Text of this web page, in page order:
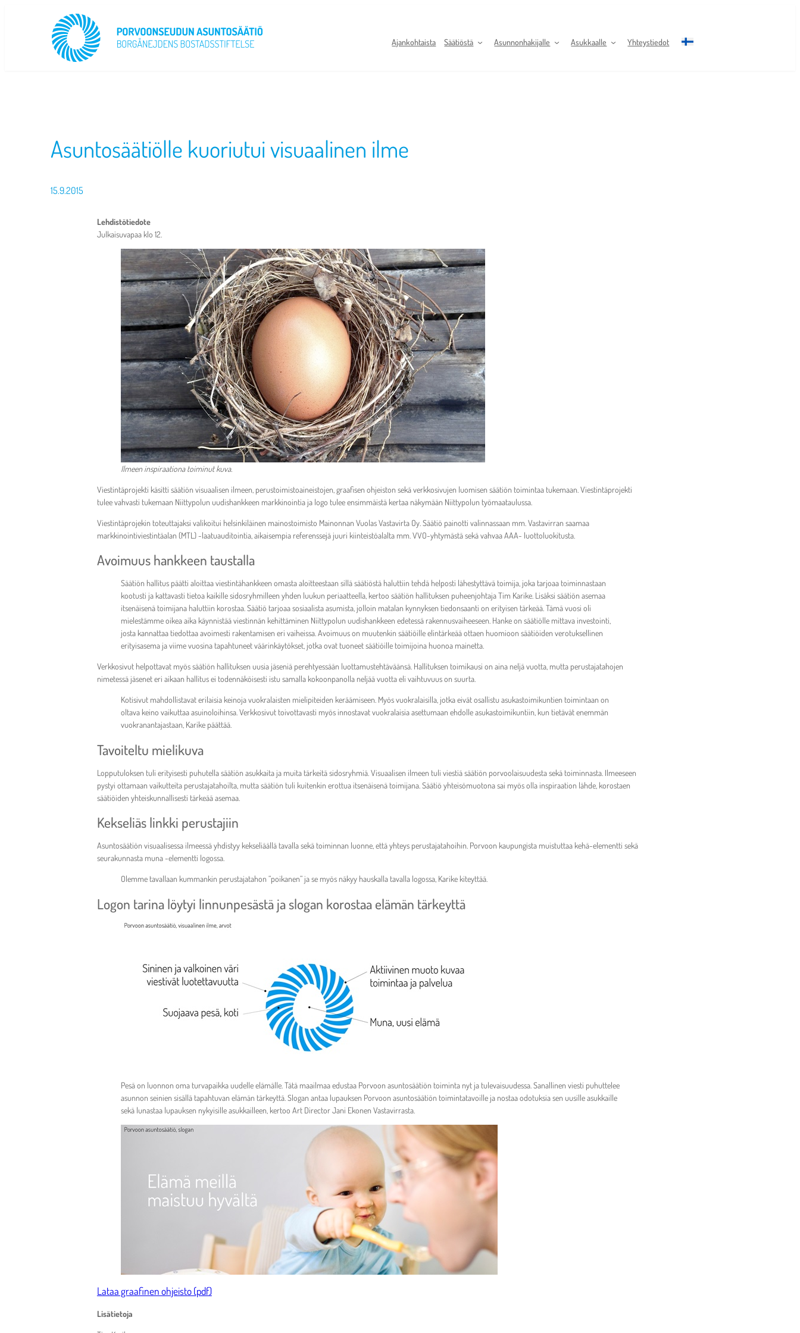
Ajankohtaista
Säätiöstä Asunnonhakijalle Asukkaalle Yhteystiedot
Asuntosäätiölle kuoriutui visuaalinen ilme
15.9.2015
Lehdistötiedote
Julkaisuvapaa klo 12.
Ilmeen inspiraationa toiminut kuva.
Viestintäprojekti käsitti säätiön visuaalisen ilmeen, perustoimistoaineistojen, graafisen ohjeiston sekä verkkosivujen luomisen säätiön toimintaa tukemaan. Viestintäprojekti
tulee vahvasti tukemaan Niittypolun uudishankkeen markkinointia ja logo tulee ensimmäistä kertaa näkymään Niittypolun työmaataulussa.
Viestintäprojekin toteuttajaksi valikoitui helsinkiläinen mainostoimisto Mainonnan Vuolas Vastavirta Oy. Säätiö painotti valinnassaan mm. Vastavirran saamaa
markkinointiviestintäalan (MTL) -laatuauditointia, aikaisempia referenssejä juuri kiinteistöalalta mm. VVO-yhtymästä sekä vahvaa AAA- luottoluokitusta.
Avoimuus hankkeen taustalla
Säätiön hallitus päätti aloittaa viestintähankkeen omasta aloitteestaan sillä säätiöstä haluttiin tehdä helposti lähestyttävä toimija, joka tarjoaa toiminnastaan
kootusti ja kattavasti tietoa kaikille sidosryhmilleen yhden luukun periaatteella, kertoo säätiön hallituksen puheenjohtaja Tim Karike. Lisäksi säätiön asemaa
itsenäisenä toimijana haluttiin korostaa. Säätiö tarjoaa sosiaalista asumista, jolloin matalan kynnyksen tiedonsaanti on erityisen tärkeää. Tämä vuosi oli
mielestämme oikea aika käynnistää viestinnän kehittäminen Niittypolun uudishankkeen edetessä rakennusvaiheeseen. Hanke on säätiölle mittava investointi,
josta kannattaa tiedottaa avoimesti rakentamisen eri vaiheissa. Avoimuus on muutenkin säätiöille elintärkeää ottaen huomioon säätiöiden verotuksellinen
erityisasema ja viime vuosina tapahtuneet väärinkäytökset, jotka ovat tuoneet säätiöille toimijoina huonoa mainetta.
Verkkosivut helpottavat myös säätiön hallituksen uusia jäseniä perehtyessään luottamustehtäväänsä. Hallituksen toimikausi on aina neljä vuotta, mutta perustajatahojen
nimetessä jäsenet eri aikaan hallitus ei todennäköisesti istu samalla kokoonpanolla neljää vuotta eli vaihtuvuus on suurta.
Kotisivut mahdollistavat erilaisia keinoja vuokralaisten mielipiteiden keräämiseen. Myös vuokralaisilla, jotka eivät osallistu asukastoimikuntien toimintaan on
oltava keino vaikuttaa asuinoloihinsa. Verkkosivut toivottavasti myös innostavat vuokralaisia asettumaan ehdolle asukastoimikuntiin, kun tietävät enemmän
vuokranantajastaan, Karike päättää.
Tavoiteltu mielikuva
Lopputuloksen tuli erityisesti puhutella säätiön asukkaita ja muita tärkeitä sidosryhmiä. Visuaalisen ilmeen tuli viestiä säätiön porvoolaisuudesta sekä toiminnasta. Ilmeeseen
pystyi ottamaan vaikutteita perustajatahoilta, mutta säätiön tuli kuitenkin erottua itsenäisenä toimijana. Säätiö yhteisömuotona sai myös olla inspiraation lähde, korostaen
säätiöiden yhteiskunnallisesti tärkeää asemaa.
Kekseliäs linkki perustajiin
Asuntosäätiön visuaalisessa ilmeessä yhdistyy kekseliäällä tavalla sekä toiminnan luonne, että yhteys perustajatahoihin. Porvoon kaupungista muistuttaa kehä-elementti sekä
seurakunnasta muna -elementti logossa.
Olemme tavallaan kummankin perustajatahon ”poikanen” ja se myös näkyy hauskalla tavalla logossa, Karike kiteyttää.
Logon tarina löytyi linnunpesästä ja slogan korostaa elämän tärkeyttä
Pesä on luonnon oma turvapaikka uudelle elämälle. Tätä maailmaa edustaa Porvoon asuntosäätiön toiminta nyt ja tulevaisuudessa. Sanallinen viesti puhuttelee
asunnon seinien sisällä tapahtuvan elämän tärkeyttä. Slogan antaa lupauksen Porvoon asuntosäätiön toimintatavoille ja nostaa odotuksia sen uusille asukkaille
sekä lunastaa lupauksen nykyisille asukkailleen, kertoo Art Director Jani Ekonen Vastavirrasta.
Lataa graafinen ohjeisto (pdf)
Lisätietoja